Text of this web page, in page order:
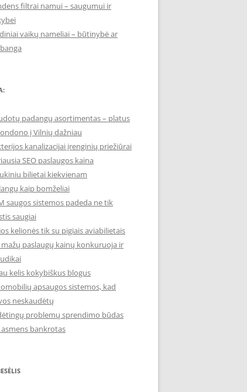
filtrai namui – saugumui ir
vaikų nameliai – būtinybė ar
padangų asortimentas – platus
į Vilnių dažniau
kanalizacijai įrenginių priežiūrai
SEO paslaugos kaina
bilietai kiekvienam
kaip bomželiai
saugos sistemos padeda ne tik
saugiai
kelionės tik su pigiais aviabilietais
mažų paslaugų kainų konkuruoja ir
kelis kokybiškus blogus
apsaugos sistemos, kad
neskaudėtų
problemų sprendimo būdas
bankrotas